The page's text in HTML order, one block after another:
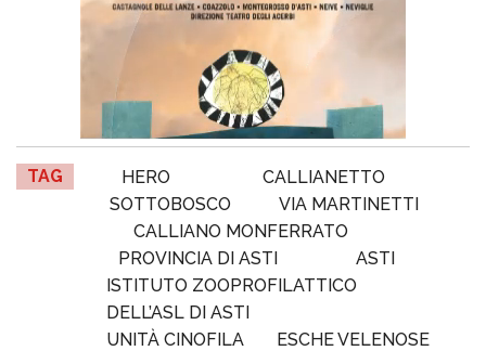
TAG HERO
CALLIANETTO
SOTTOBOSCO
VIA MARTINETTI
CALLIANO MONFERRATO
PROVINCIA DI ASTI
ASTI
ISTITUTO ZOOPROFILATTICO
DELL’ASL DI ASTI
UNITÀ CINOFILA
ESCHE VELENOSE